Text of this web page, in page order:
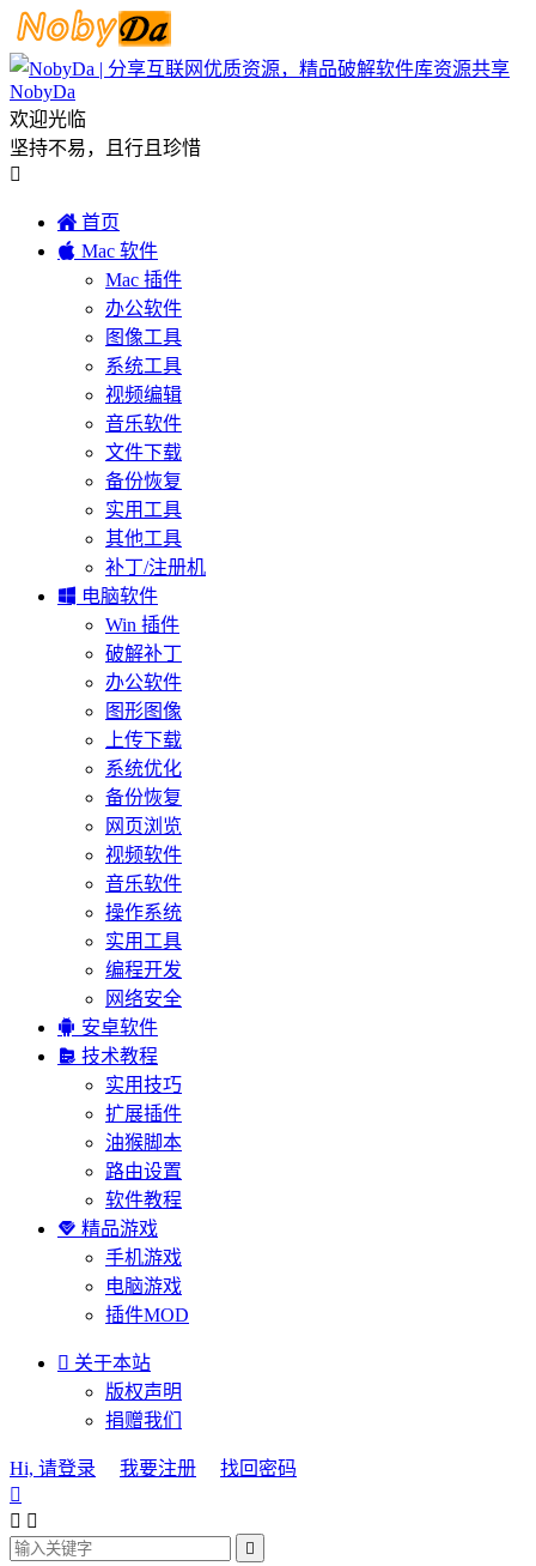
NobyDa
欢迎光临
坚持不易，且行且珍惜

 首页
 Mac 软件
Mac 插件
办公软件
图像工具
系统工具
视频编辑
音乐软件
文件下载
备份恢复
实用工具
其他工具
补丁/注册机
 电脑软件
Win 插件
破解补丁
办公软件
图形图像
上传下载
系统优化
备份恢复
网页浏览
视频软件
音乐软件
操作系统
实用工具
编程开发
网络安全
 安卓软件
 技术教程
实用技巧
扩展插件
油猴脚本
路由设置
软件教程
 精品游戏
手机游戏
电脑游戏
插件MOD
 关于本站
版权声明
捐赠我们
Hi, 请登录 我要注册
找回密码

 
